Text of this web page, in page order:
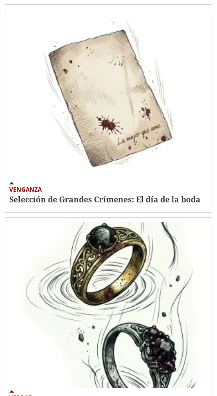
VENGANZA
Selección de Grandes Crímenes: El día de la boda